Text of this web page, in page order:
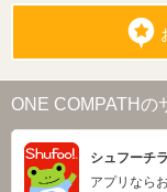
ONE COMPATHの
シュフーチ
アプリなら